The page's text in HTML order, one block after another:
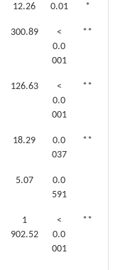
12.26 0.01 *
300.89
<
0.0
001
**
126.63
<
0.0
001
**
18.29
0.0
037
**
5.07
0.0
591
1
902.52
<
0.0
001
**